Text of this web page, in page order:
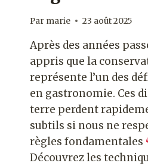
Par marie 23 août 2025
Après des années
appris que la
représente l’un des
en gastronomie. Ces
terre perdent
subtils si nous ne
règles fondamentales
Découvrez les